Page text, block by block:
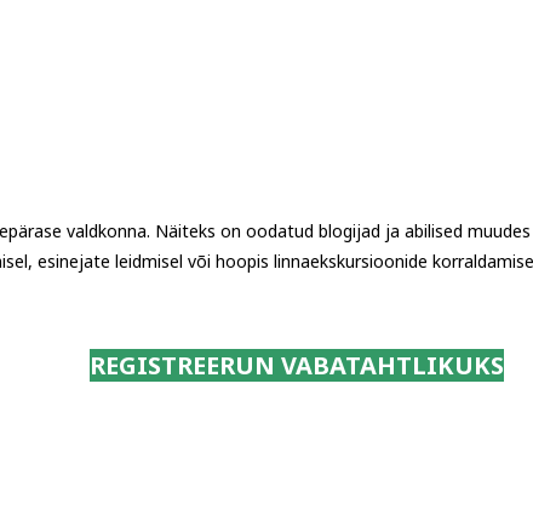
valdkonna. Näiteks on oodatud blogijad ja abilised
esinejate leidmisel või hoopis linnaekskursioonide
REGISTREERUN VABATAHTLIKUKS